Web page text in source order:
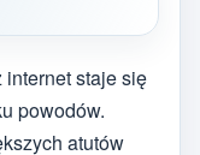
internet staje się
powodów.
atutów